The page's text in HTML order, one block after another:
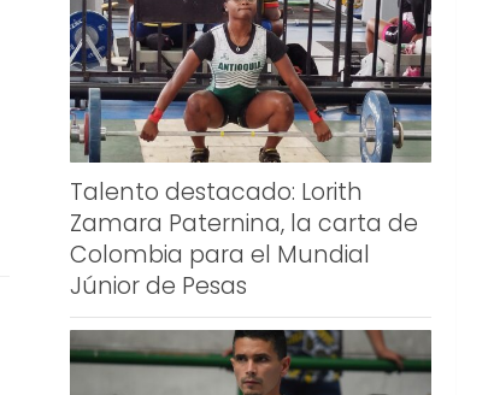
Talento destacado: Lorith
Zamara Paternina, la carta de
Colombia para el Mundial
Júnior de Pesas